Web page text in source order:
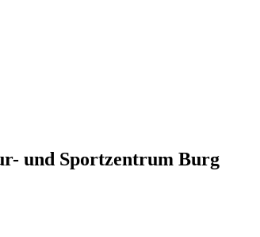
und Sportzentrum Burg